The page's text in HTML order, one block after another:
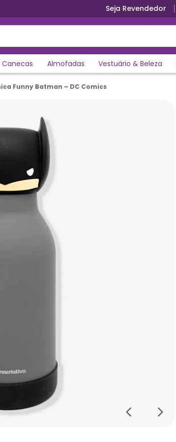
Seja Revendedor
Canecas Almofadas Vestuário & Beleza
Funny Batman – DC Comics